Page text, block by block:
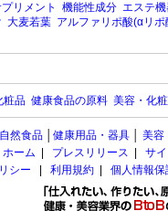
リメント 機能性成分 エステ
大麦若葉 アルファリポ酸(αリポ
粧品 健康食品の原料 美容・化
自然食品 健康用品・器具 美容
ホーム
プレスリリース
サ
シー
利用規約 個人情報